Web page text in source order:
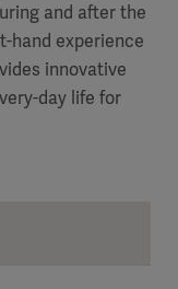
and after the
hand experience
innovative
day life for